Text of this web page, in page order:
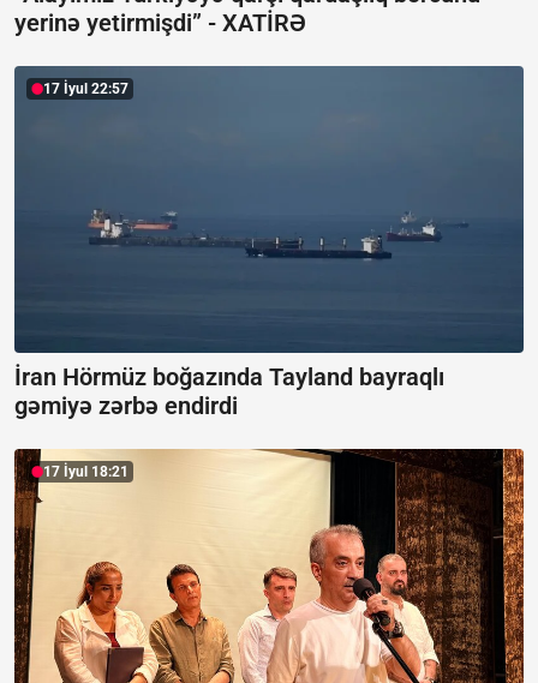
yerinə yetirmişdi” - XATİRƏ
17 İyul 22:57
İran Hörmüz boğazında Tayland bayraqlı
gəmiyə zərbə endirdi
17 İyul 18:21